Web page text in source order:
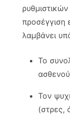
προσέγγιση
λαμβάνει
Το
Τον
(στρες,